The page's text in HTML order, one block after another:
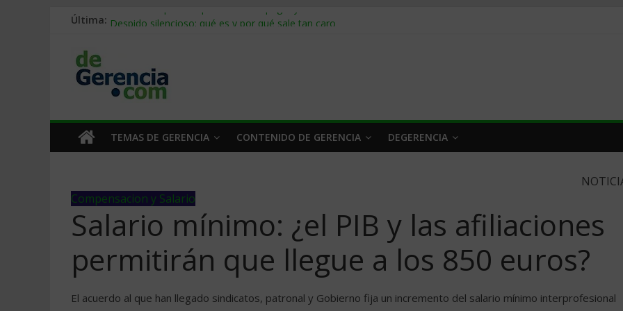
Última: Stablecoins para empresas: cómo pagar y cobrar en 2026
Trabajo forzoso en la cadena de suministro: qué hacer
Mercado hispano de EE. UU.: cómo segmentarlo y venderle
TEMAS DE GERENCIA CONTENIDO DE GERENCIA DEGERENCIA
Compensacion y Salario
Salario mínimo: ¿el PIB y las afiliaciones
permitirán que llegue a los 850 euros?
El acuerdo al que han llegado sindicatos, patronal y Gobierno fija un incremento del salario mínimo interprofesional